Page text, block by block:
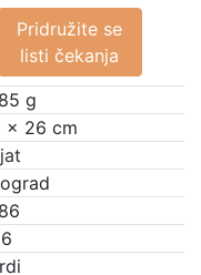
Pridružite se
listi čekanja
g
× 26 cm